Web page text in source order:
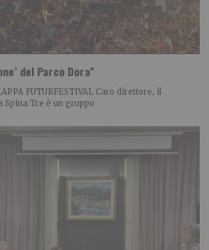
del Parco Dora”
FUTURFESTIVAL Caro direttore, il
Spina Tre è un gruppo